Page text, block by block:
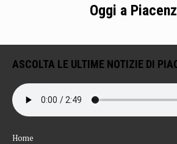
Oggi a
ASCOLTA LE ULTIME NOTIZIE DI
Home